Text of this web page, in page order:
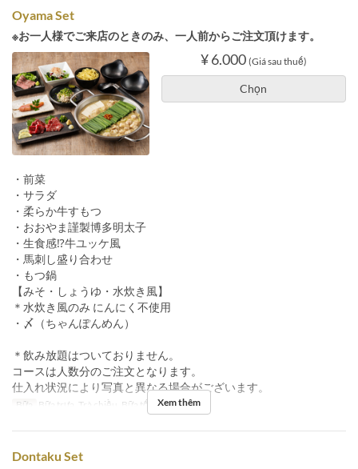
Oyama Set
※お一人様でご来店のときのみ、一人前からご注文頂けます。
¥ 6.000 (Giá sau thuế)
Chọn
・前菜
・サラダ
・柔らか牛すもつ
・おおやま謹製博多明太子
・生食感⁉牛ユッケ風
・馬刺し盛り合わせ
・もつ鍋
【みそ・しょうゆ・水炊き風】
＊水炊き風のみ にんにく不使用
・〆（ちゃんぽんめん）
＊飲み放題はついておりません。
コースは人数分のご注文となります。
仕入れ状況により写真と異なる場合がございます。
Bữa Bữa trưa, Trà chiều, Bữa tối Xem thêm
Dontaku Set